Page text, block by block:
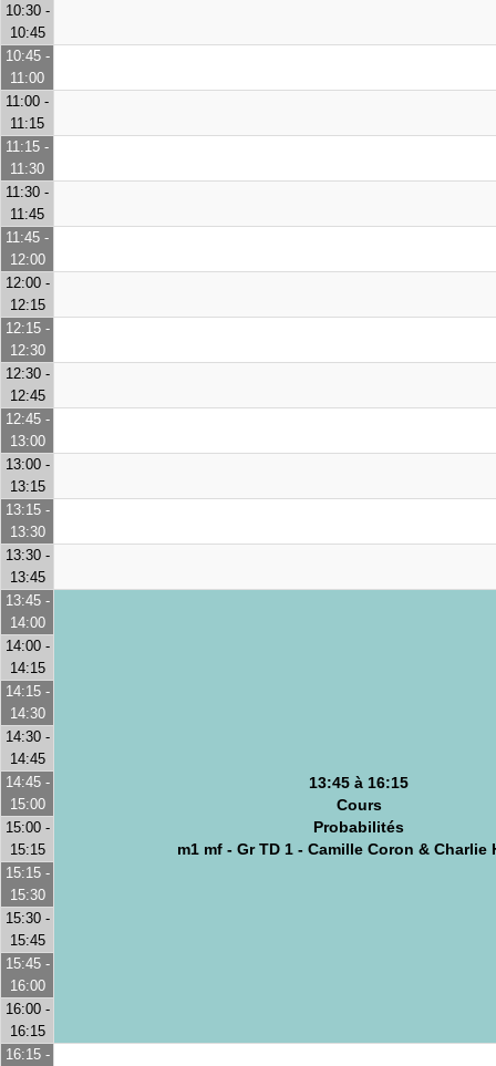
10:30 -
10:45
10:45 -
11:00
11:00 -
11:15
11:15 -
11:30
11:30 -
11:45
11:45 -
12:00
12:00 -
12:15
12:15 -
12:30
12:30 -
12:45
12:45 -
13:00
13:00 -
13:15
13:15 -
13:30
13:30 -
13:45
13:45 -
14:00
13:45 à 16:15
Cours
Probabilités
m1 mf - Gr TD 1 - Camille Coron & Charlie
14:00 -
14:15
14:15 -
14:30
14:30 -
14:45
14:45 -
15:00
15:00 -
15:15
15:15 -
15:30
15:30 -
15:45
15:45 -
16:00
16:00 -
16:15
16:15 -